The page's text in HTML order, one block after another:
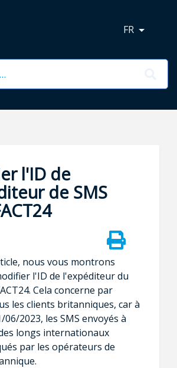
FR
l'ID de
de SMS
nous vous montrons
l'ID de l'expéditeur du
Cela concerne par
les clients britanniques, car à
2023, les SMS envoyés à
longs internationaux
par les opérateurs de